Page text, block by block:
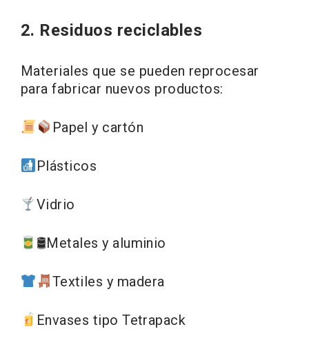
2. Residuos reciclables
Materiales que se pueden reprocesar
para fabricar nuevos productos:
Papel y cartón
Plásticos
Vidrio
🛢Metales y aluminio
Textiles y madera
Envases tipo Tetrapack